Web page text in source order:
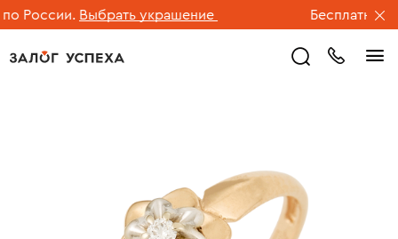
России. Выбрать украшение Бесплатная